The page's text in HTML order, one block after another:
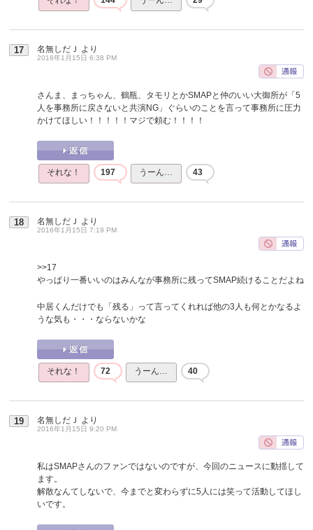
17 名無しだＪ より
2016年1月15日 6:38 PM
さんま、まっちゃん、鶴瓶、タモリとかSMAPと仲のいい大御所が「5
人を事務所に戻さないと共演NG」ぐらいのことを言って事務所に圧力
かけてほしい！！！！！マジで頼む！！！！
それな！ 197 うーん… 43
18 名無しだＪ より
2016年1月15日 7:19 PM
>>17
やっぱり一番いいのはみんなが事務所に残ってSMAP続けることだよね
中居くんだけでも「残る」って言ってくれれば他の3人も何とかなるよ
うな気も・・・ならないかな
それな！ 72 うーん… 40
19 名無しだＪ より
2016年1月15日 9:20 PM
私はSMAPさんのファンではないのですが、今回のニュースに動揺して
ます。
解散なんてしないで、今までと変わらずに5人には笑って活動してほし
いです。